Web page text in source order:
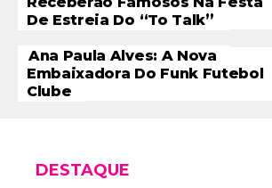
De Estreia Do “To Talk”
Ana Paula Alves: A Nova
Embaixadora Do Funk Futebol
Clube
DESTAQUE